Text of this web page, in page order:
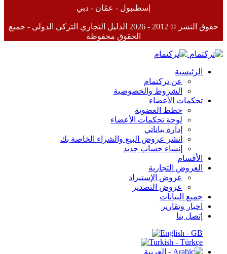
إسطنبول - عمًان - دبي
حقوق النشر © 2012 - 2026 الدليل التجاري التركي الدولي - جميع
الحقوق محفوظة
الرئيسية
عن تركتمام
الشروط والخصوصية
تحكمات الأعضاء
خطط العضوية
لوحة تحكمات الأعضاء
إدارة بياناتي
انشر عروض البيع والشراء الخاصة بك
إنشاء حساب جديد
الأقسام
العروض التجارية
عروض الإستيراد
عروض التصدير
جميع البيانات
اخبار وتقارير
إتصل بنا